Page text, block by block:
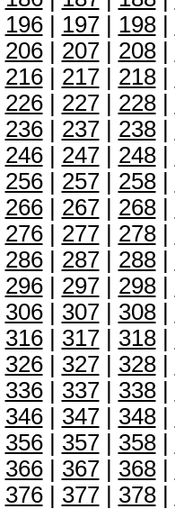
196| 197| 198|
206| 207| 208|
216| 217| 218|
226| 227| 228|
236| 237| 238|
246| 247| 248|
256| 257| 258|
266| 267| 268|
276| 277| 278|
286| 287| 288|
296| 297| 298|
306| 307| 308|
316| 317| 318|
326| 327| 328|
336| 337| 338|
346| 347| 348|
356| 357| 358|
366| 367| 368|
376| 377| 378|